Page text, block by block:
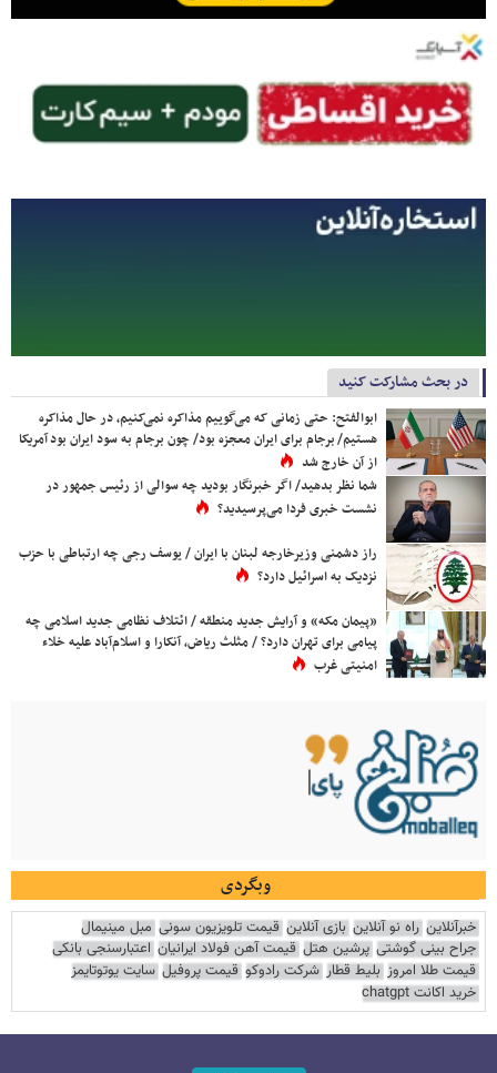
در بحث مشارکت کنید
ابوالفتح: حتی زمانی که می‌گوییم مذاکره نمی‌کنیم، در حال مذاکره
هستیم/ برجام برای ایران معجزه بود/ چون برجام به سود ایران بود آمریکا
از آن خارج شد
شما نظر بدهید/ اگر خبرنگار بودید چه سوالی از رئیس جمهور در
نشست خبری فردا می‌پرسیدید؟
راز دشمنی وزیرخارجه لبنان با ایران / یوسف رجی چه ارتباطی با حزب
نزدیک به اسرائیل دارد؟
«پیمان مکه» و آرایش جدید منطقه / ائتلاف نظامی جدید اسلامی چه
پیامی برای تهران دارد؟ / مثلث ریاض، آنکارا و اسلام‌آباد علیه خلاء
امنیتی غرب
وبگردی
خبرآنلاین راه نو آنلاین بازی آنلاین قیمت تلویزیون سونی مبل مینیمال
جراح بینی گوشتی پرشین هتل قیمت آهن فولاد ایرانیان اعتبارسنجی بانکی
قیمت طلا امروز بلیط قطار شرکت رادوکو قیمت پروفیل سایت یوتوتایمز
خرید اکانت chatgpt